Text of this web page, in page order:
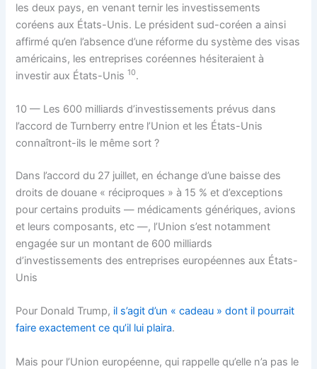
les deux pays, en venant ternir les investissements
coréens aux États-Unis. Le président sud-coréen a ainsi
affirmé qu’en l’absence d’une réforme du système des visas
américains, les entreprises coréennes hésiteraient à
investir aux États-Unis 10.
10 — Les 600 milliards d’investissements prévus dans
l’accord de Turnberry entre l’Union et les États-Unis
connaîtront-ils le même sort ?
Dans l’accord du 27 juillet, en échange d’une baisse des
droits de douane « réciproques » à 15 % et d’exceptions
pour certains produits — médicaments génériques, avions
et leurs composants, etc —, l’Union s’est notamment
engagée sur un montant de 600 milliards
d’investissements des entreprises européennes aux États-
Unis
Pour Donald Trump, il s’agit d’un « cadeau » dont il pourrait
faire exactement ce qu’il lui plaira.
Mais pour l’Union européenne, qui rappelle qu’elle n’a pas le